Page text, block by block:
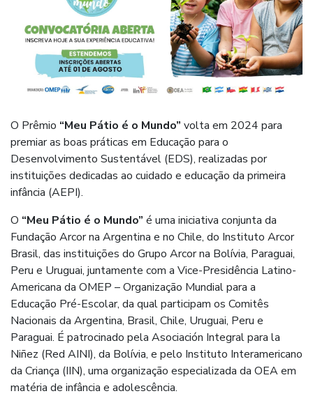
O Prêmio “Meu Pátio é o Mundo” volta em 2024 para
premiar as boas práticas em Educação para o
Desenvolvimento Sustentável (EDS), realizadas por
instituições dedicadas ao cuidado e educação da primeira
infância (AEPI).
O “Meu Pátio é o Mundo” é uma iniciativa conjunta da
Fundação Arcor na Argentina e no Chile, do Instituto Arcor
Brasil, das instituições do Grupo Arcor na Bolívia, Paraguai,
Peru e Uruguai, juntamente com a Vice-Presidência Latino-
Americana da OMEP – Organização Mundial para a
Educação Pré-Escolar, da qual participam os Comitês
Nacionais da Argentina, Brasil, Chile, Uruguai, Peru e
Paraguai. É patrocinado pela Asociación Integral para la
Niñez (Red AINI), da Bolívia, e pelo Instituto Interamericano
da Criança (IIN), uma organização especializada da OEA em
matéria de infância e adolescência.